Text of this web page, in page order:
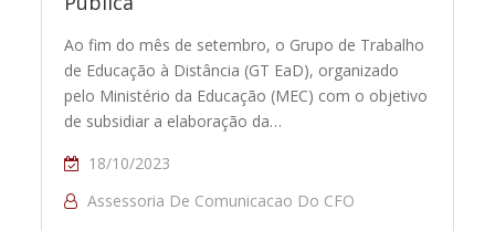
Ao fim do mês de setembro, o Grupo de Trabalho
de Educação à Distância (GT EaD), organizado
pelo Ministério da Educação (MEC) com o objetivo
de subsidiar a elaboração da…
18/10/2023
Assessoria De Comunicacao Do CFO